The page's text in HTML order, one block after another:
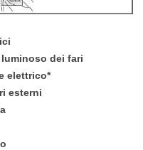
dei fari
elettrico*
esterni